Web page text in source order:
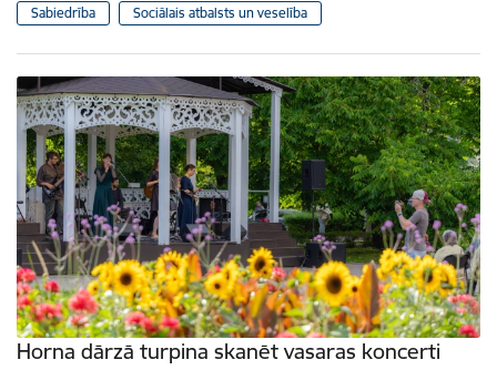
Sabiedrība Sociālais atbalsts un veselība
Horna dārzā turpina skanēt vasaras koncerti